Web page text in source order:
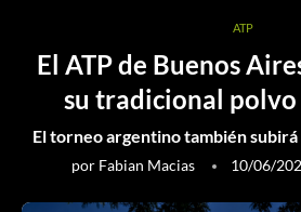
ATP
El ATP de Buenos
su tradicional
El torneo argentino también subirá
por Fabian Macias 10/06/